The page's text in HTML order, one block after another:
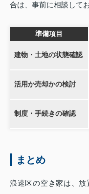
合は、事前に相談して
準備項目
建物・土地の状態確認
活用か売却かの検討
制度・手続きの確認
まとめ
浪速区の空き家は、